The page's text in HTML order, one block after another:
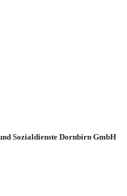
Sozialdienste Dornbirn GmbH